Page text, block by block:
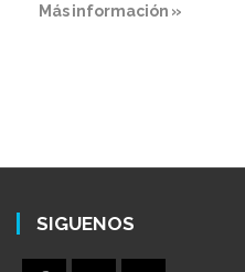
Más información »
SIGUENOS